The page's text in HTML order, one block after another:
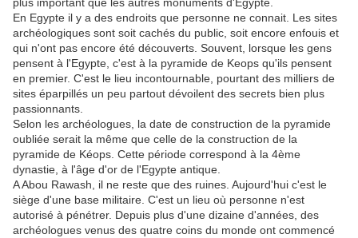
En Egypte il y a des endroits que personne ne connait. Les sites
archéologiques sont soit cachés du public, soit encore enfouis et
qui n'ont pas encore été découverts. Souvent, lorsque les gens
pensent à l'Egypte, c'est à la pyramide de Keops qu'ils pensent
en premier. C'est le lieu incontournable, pourtant des milliers de
sites éparpillés un peu partout dévoilent des secrets bien plus
passionnants.
Selon les archéologues, la date de construction de la pyramide
oubliée serait la même que celle de la construction de la
pyramide de Kéops. Cette période correspond à la 4ème
dynastie, à l'âge d'or de l'Egypte antique.
A Abou Rawash, il ne reste que des ruines. Aujourd'hui c'est le
siège d'une base militaire. C'est un lieu où personne n'est
autorisé à pénétrer. Depuis plus d'une dizaine d'années, des
archéologues venus des quatre coins du monde ont commencé